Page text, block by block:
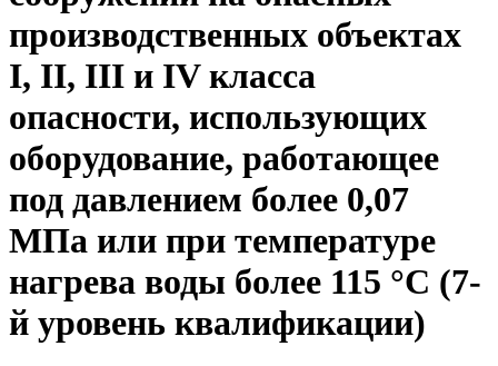
производственных объектах
I, II, III и IV класса
опасности, использующих
оборудование, работающее
под давлением более 0,07
МПа или при температуре
нагрева воды более 115 °C (7-
й уровень квалификации)